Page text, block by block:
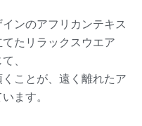
ンのアフリカンテキス
たリラックスウエア
、
ことが、遠く離れたア
ます。